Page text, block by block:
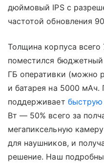
дюймовый IPS с
частотой обновления
Толщина корпуса всего
поместился
ГБ оперативки (можно
и батарея на 5000 мАч.
поддерживает быструю
Вт — 50% всего за
мегапиксельную
для наушников, и
решение. Наш